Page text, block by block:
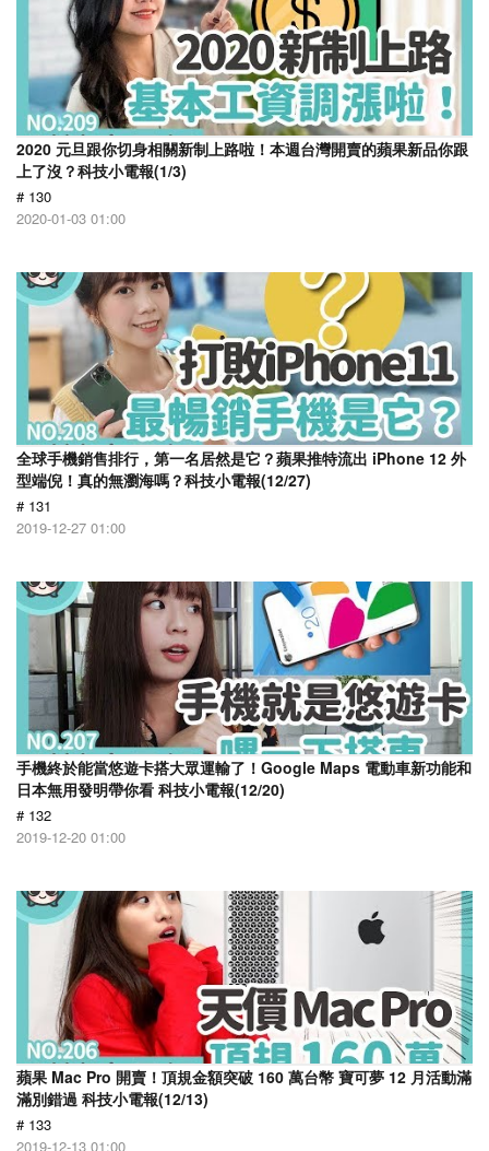
2020 元旦跟你切身相關新制上路啦！本週台灣開賣的蘋果新品你跟
上了沒？科技小電報(1/3)
# 130
2020-01-03 01:00
全球手機銷售排行，第一名居然是它？蘋果推特流出 iPhone 12 外
型端倪！真的無瀏海嗎？科技小電報(12/27)
# 131
2019-12-27 01:00
手機終於能當悠遊卡搭大眾運輸了！Google Maps 電動車新功能和
日本無用發明帶你看 科技小電報(12/20)
# 132
2019-12-20 01:00
蘋果 Mac Pro 開賣！頂規金額突破 160 萬台幣 寶可夢 12 月活動滿
滿別錯過 科技小電報(12/13)
# 133
2019-12-13 01:00